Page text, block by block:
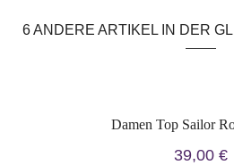
6 ANDERE ARTIKEL IN DER
Damen Top Sailor
39,00 €